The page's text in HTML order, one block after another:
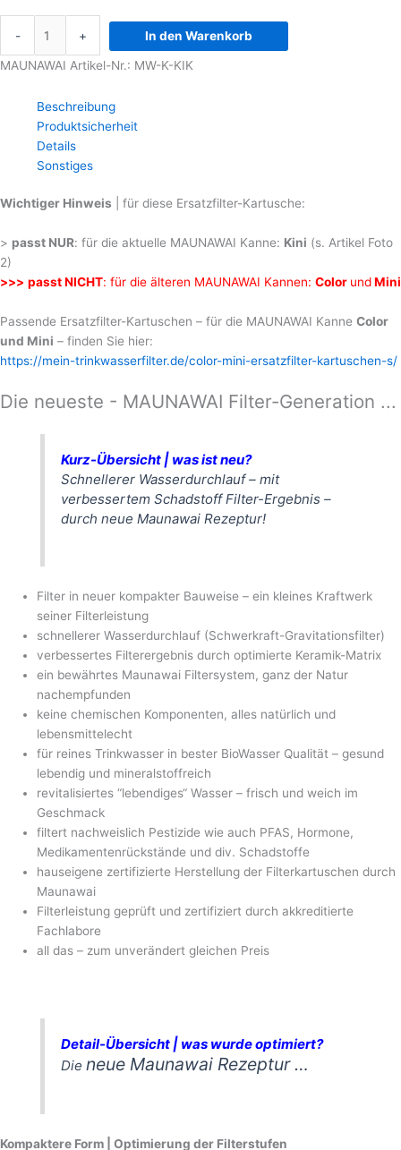
- + In den Warenkorb
MAUNAWAI Artikel-Nr.: MW-K-KIK
Beschreibung
Produktsicherheit
Details
Sonstiges
Wichtiger Hinweis | für diese Ersatzfilter-Kartusche:
> passt NUR: für die aktuelle MAUNAWAI Kanne: Kini (s. Artikel Foto
2)
>>> passt NICHT: für die älteren MAUNAWAI Kannen: Color undMini
Passende Ersatzfilter-Kartuschen – für die MAUNAWAI Kanne Color
und Mini – finden Sie hier:
https://mein-trinkwasserfilter.de/color-mini-ersatzfilter-kartuschen-s/
Die neueste - MAUNAWAI Filter-Generation ...
Kurz-Übersicht | was ist neu?
Schnellerer Wasserdurchlauf – mit
verbessertem Schadstoff Filter-Ergebnis –
durch neue Maunawai Rezeptur!
Filter in neuer kompakter Bauweise – ein kleines Kraftwerk
seiner Filterleistung
schnellerer Wasserdurchlauf (Schwerkraft-Gravitationsfilter)
verbessertes Filterergebnis durch optimierte Keramik-Matrix
ein bewährtes Maunawai Filtersystem, ganz der Natur
nachempfunden
keine chemischen Komponenten, alles natürlich und
lebensmittelecht
für reines Trinkwasser in bester BioWasser Qualität – gesund
lebendig und mineralstoffreich
revitalisiertes “lebendiges“ Wasser – frisch und weich im
Geschmack
filtert nachweislich Pestizide wie auch PFAS, Hormone,
Medikamentenrückstände und div. Schadstoffe
hauseigene zertifizierte Herstellung der Filterkartuschen durch
Maunawai
Filterleistung geprüft und zertifiziert durch akkreditierte
Fachlabore
all das – zum unverändert gleichen Preis
Detail-Übersicht | was wurde optimiert?
Dieneue Maunawai Rezeptur …
Kompaktere Form | Optimierung der Filterstufen